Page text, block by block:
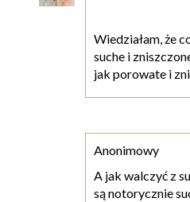
Wiedziałam, że
suche i
jak porowate i
Anonimowy
A jak walczyć z
są notorycznie